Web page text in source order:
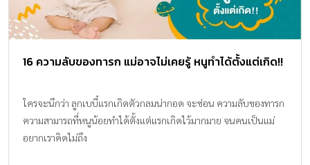
16 ความลับของทารก แม่อาจไม่เคยรู้ หนูทำได้ตั้งแต่เกิด!!
ใครจะนึกว่า ลูกเบบี๋แรกเกิดตัวกลมน่ากอด จะซ่อน ความลับของทารก
ความสามารถที่หนูน้อยทำได้ตั้งแต่แรกเกิดไว้มากมาย จนคนเป็นแม่
อยากเราคิดไม่ถึง